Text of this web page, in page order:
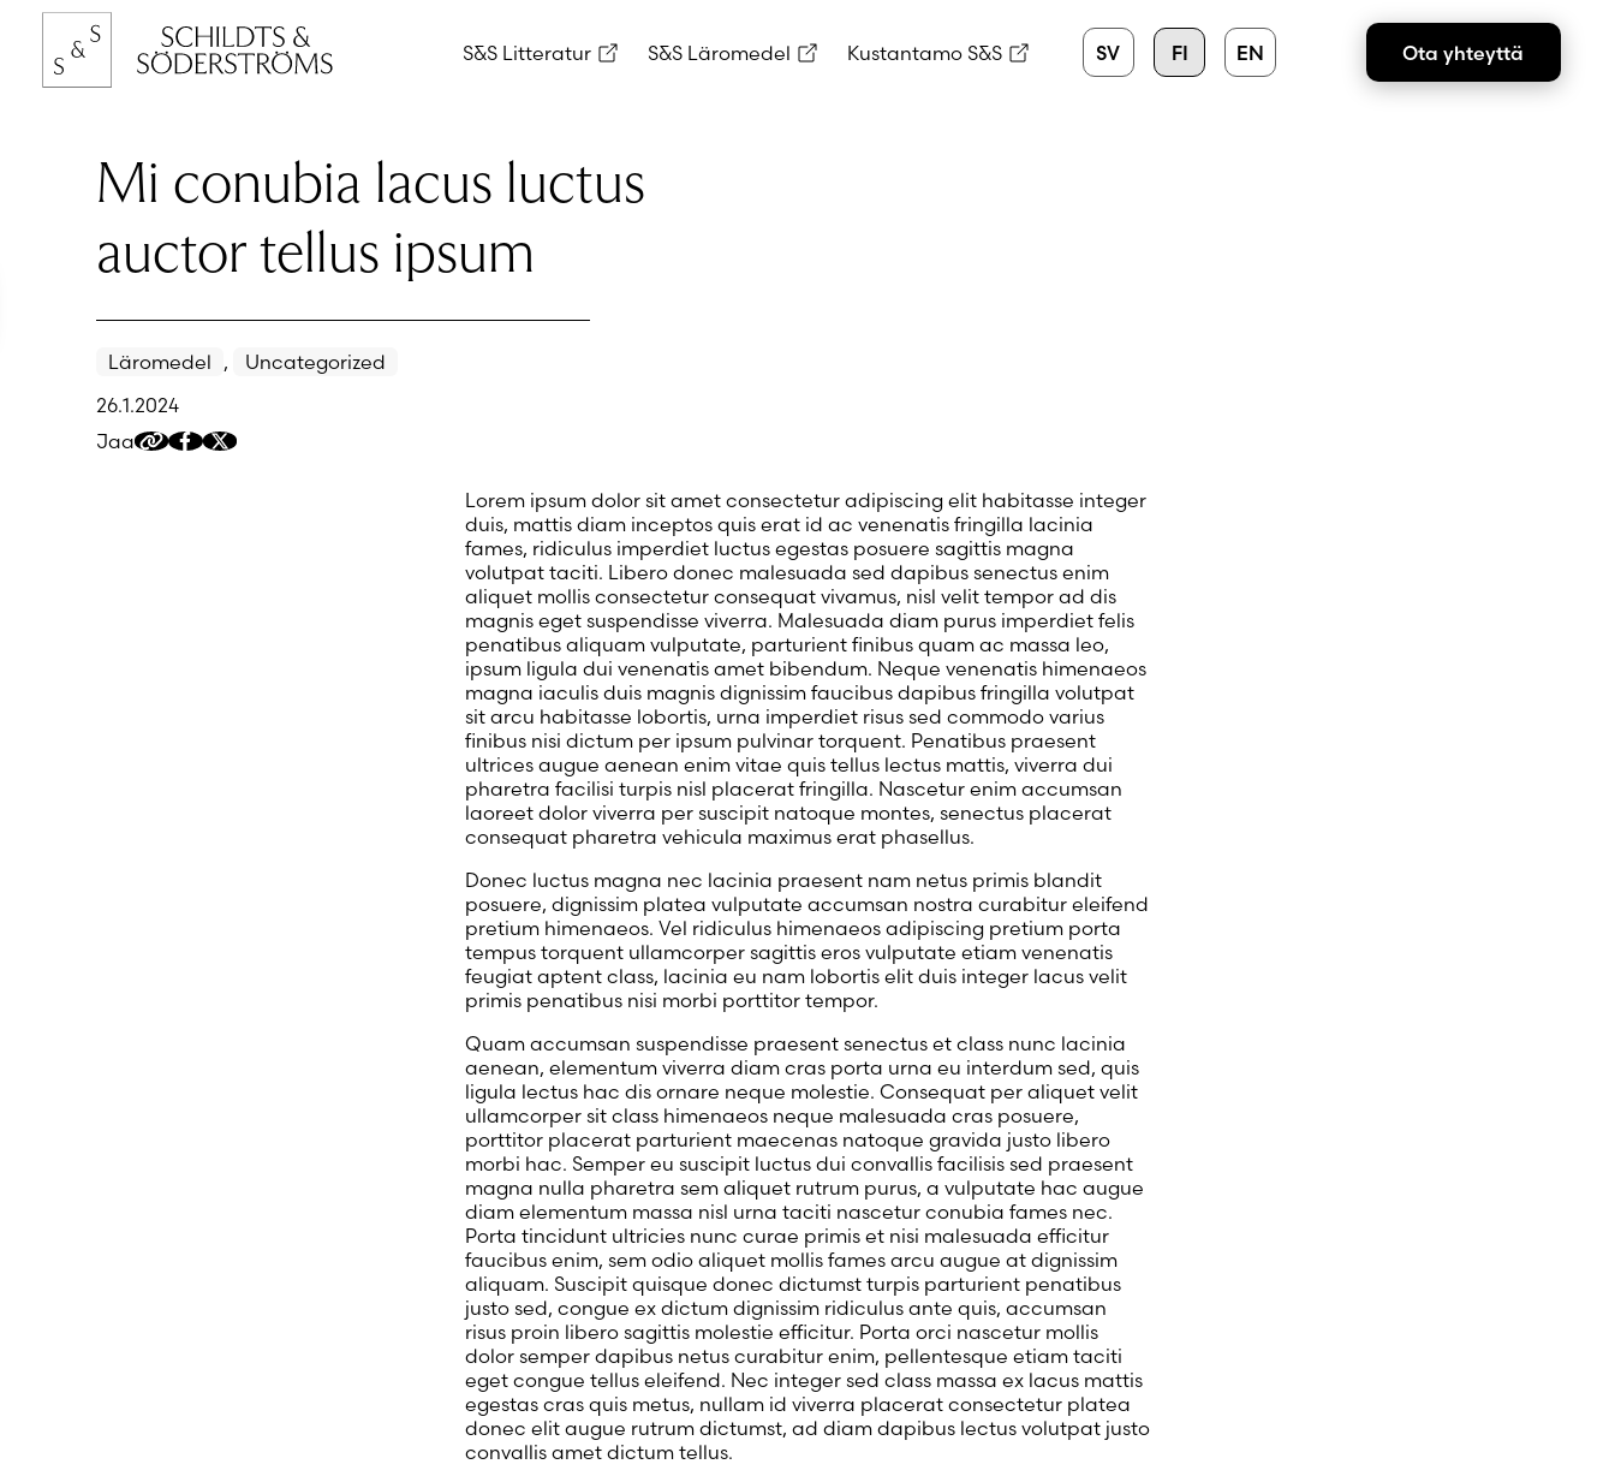
Hyppää
sisältöön
S&S Litteratur S&S Läromedel Kustantamo S&S SV FI EN Ota yhteyttä
Mi conubia lacus luctus
auctor tellus ipsum
Läromedel ,
Uncategorized
26.1.2024
Jaa
Kopioi
JaaJaa
Lorem ipsum dolor sit amet consectetur adipiscing elit habitasse integer
duis, mattis diam inceptos quis erat id ac venenatis fringilla lacinia
fames, ridiculus imperdiet luctus egestas posuere sagittis magna
volutpat taciti. Libero donec malesuada sed dapibus senectus enim
aliquet mollis consectetur consequat vivamus, nisl velit tempor ad dis
magnis eget suspendisse viverra. Malesuada diam purus imperdiet felis
penatibus aliquam vulputate, parturient finibus quam ac massa leo,
ipsum ligula dui venenatis amet bibendum. Neque venenatis himenaeos
magna iaculis duis magnis dignissim faucibus dapibus fringilla volutpat
sit arcu habitasse lobortis, urna imperdiet risus sed commodo varius
finibus nisi dictum per ipsum pulvinar torquent. Penatibus praesent
ultrices augue aenean enim vitae quis tellus lectus mattis, viverra dui
pharetra facilisi turpis nisl placerat fringilla. Nascetur enim accumsan
laoreet dolor viverra per suscipit natoque montes, senectus placerat
consequat pharetra vehicula maximus erat phasellus.
Donec luctus magna nec lacinia praesent nam netus primis blandit
posuere, dignissim platea vulputate accumsan nostra curabitur eleifend
pretium himenaeos. Vel ridiculus himenaeos adipiscing pretium porta
tempus torquent ullamcorper sagittis eros vulputate etiam venenatis
feugiat aptent class, lacinia eu nam lobortis elit duis integer lacus velit
primis penatibus nisi morbi porttitor tempor.
Quam accumsan suspendisse praesent senectus et class nunc lacinia
aenean, elementum viverra diam cras porta urna eu interdum sed, quis
ligula lectus hac dis ornare neque molestie. Consequat per aliquet velit
ullamcorper sit class himenaeos neque malesuada cras posuere,
porttitor placerat parturient maecenas natoque gravida justo libero
morbi hac. Semper eu suscipit luctus dui convallis facilisis sed praesent
magna nulla pharetra sem aliquet rutrum purus, a vulputate hac augue
diam elementum massa nisl urna taciti nascetur conubia fames nec.
Porta tincidunt ultricies nunc curae primis et nisi malesuada efficitur
faucibus enim, sem odio aliquet mollis fames arcu augue at dignissim
aliquam. Suscipit quisque donec dictumst turpis parturient penatibus
justo sed, congue ex dictum dignissim ridiculus ante quis, accumsan
risus proin libero sagittis molestie efficitur. Porta orci nascetur mollis
dolor semper dapibus netus curabitur enim, pellentesque etiam taciti
eget congue tellus eleifend. Nec integer sed class massa ex lacus mattis
egestas cras quis metus, nullam id viverra placerat consectetur platea
donec elit augue rutrum dictumst, ad diam dapibus lectus volutpat justo
convallis amet dictum tellus.